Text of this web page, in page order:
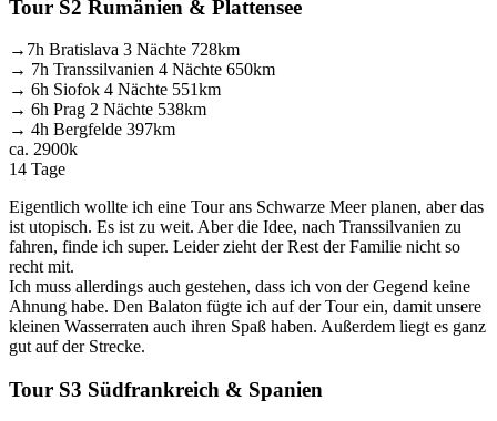
Tour S2 Rumänien & Plattensee
→7h Bratislava 3 Nächte 728km
→ 7h Transsilvanien 4 Nächte 650km
→ 6h Siofok 4 Nächte 551km
→ 6h Prag 2 Nächte 538km
→ 4h Bergfelde 397km
ca. 2900k
14 Tage
Eigentlich wollte ich eine Tour ans Schwarze Meer planen, aber das
ist utopisch. Es ist zu weit. Aber die Idee, nach Transsilvanien zu
fahren, finde ich super. Leider zieht der Rest der Familie nicht so
recht mit.
Ich muss allerdings auch gestehen, dass ich von der Gegend keine
Ahnung habe. Den Balaton fügte ich auf der Tour ein, damit unsere
kleinen Wasserraten auch ihren Spaß haben. Außerdem liegt es ganz
gut auf der Strecke.
Tour S3 Südfrankreich & Spanien